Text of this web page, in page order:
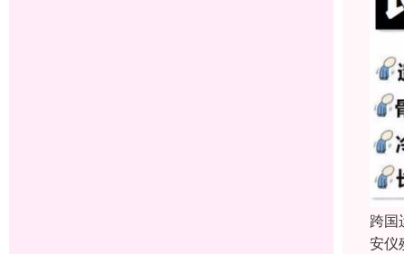
跨国
安仪